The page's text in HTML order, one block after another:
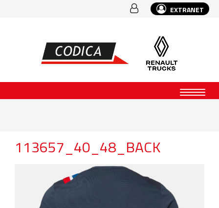
EXTRANET
113657_40_48_BACK